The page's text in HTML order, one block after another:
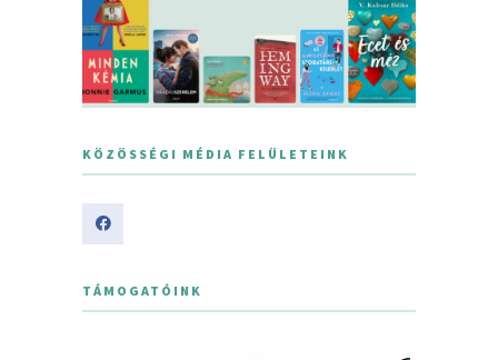
KÖZÖSSÉGI MÉDIA FELÜLETEINK
TÁMOGATÓINK